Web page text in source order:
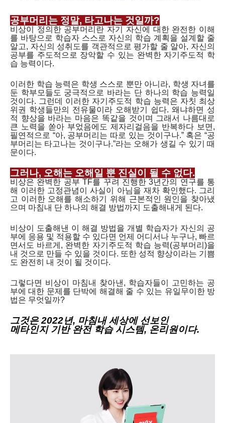
공부머리는 정말, 타고나는 것일까?
비상이 정의한 공부머리란 자기 자신에 대한 완전한 이해
를 바탕으로 학습자 스스로 자신의 학습 계획을 설계할 줄
알고, 자신의 성취도를 객관적으로 평가할 줄 알아, 자신의
공부를 주도적으로 장악할 수 있는 완벽한 자기주도적 학
습 능력이다.
이러한 학습 능력은 학생 스스로 뿐만 아니라, 학생 자녀를
둔 학부모들도 궁극적으로 바라는 단 하나의 학습 능력일
것이다. 그런데 이러한 자기주도적 학습 능력은 자칫 최상
위권 학생들만의 전유물이라 오해받기 쉽다. 왜냐하면 성
적 향상을 바라는 마음은 똑같을 것이며 그래서 나름대로
큰 노력을 쏟아 부었음에도 제자리걸음을 반복하다 보면,
필연적으로 “아, 공부머리는 따로 있는 것이구나.” 혹은 “공
부머리는 타고나는 것이구나.”라는 오해가 생길 수 있기 때
문이다.
그러나, 오해는 오해일 뿐 진실이 될 수 없다.
비상은 완벽한 공부 TF를 꾸려 진행한 3년간의 연구를 통
해 이러한 고정관념이 사실이 아님을 재차 확인했다. 그리
고 이러한 오해를 해소하기 위해 근본적인 원인을 찾아냈
으며 마침내 단 하나의 해결 방법까지 도출해내게 된다.
비상이 도출해낸 이 해결 방법을 개별 학습자가 자신의 공
부에 응용 및 적용할 수 있다면 언제 어디서나 누구나, 빠르
면서도 바르게, 완벽한 자기주도적 학습 능력(공부머리)을
내 것으로 만들 수 있을 것이다. 또한 성적 향상이라는 기쁨
도 완전히 내 것이 될 것이다.
그렇다면 비상이 마침내 찾아낸, 학습자들이 고민하는 공
부에 대한 문제를 단박에 해결해 줄 수 있는 유일무이한 방
법은 무엇일까?
그것은 2022년, 마침내 세상에 선보인
메타인지 기반 완전 학습 시스템, 온리원이다.